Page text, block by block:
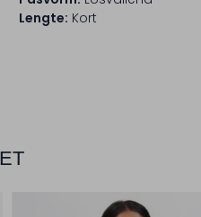
Lengte: Kort